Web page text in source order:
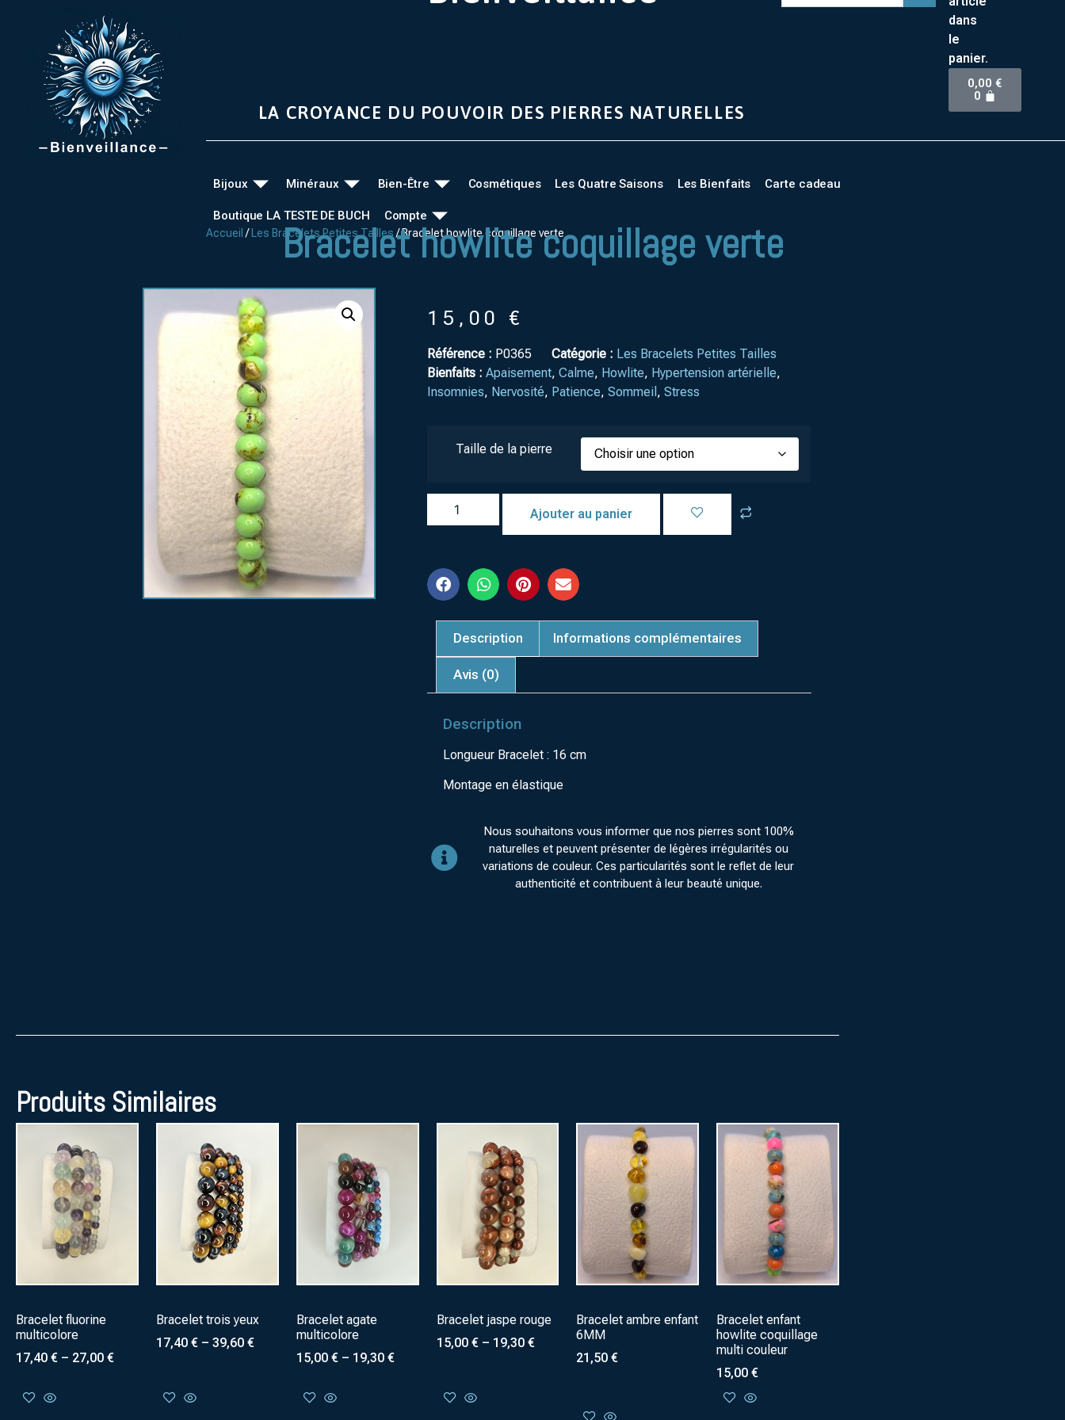
dans
le
panier.
0,00€
0
LA CROYANCE DU POUVOIR DES PIERRES NATURELLES
Bijoux Minéraux Bien-Être Cosmétiques Les Quatre Saisons Les Bienfaits Carte cadeau
Boutique LA TESTE DE BUCH Compte
Accueil / Les Bracelets Petites Tailles/ Bracelet howlite coquillage verte
Bracelet howlite coquillage verte
15,00 €
Référence : P0365 Catégorie : Les Bracelets Petites Tailles
Bienfaits : Apaisement,Calme, Howlite, Hypertension artérielle,
Insomnies, Nervosité, Patience,Sommeil ,Stress
Taille de la pierre
Ajouter au panier
Description Informations complémentaires
Avis (0)
Description
Longueur Bracelet : 16 cm
Montage en élastique
Nous souhaitons vous informer que nos pierres sont 100%
naturelles et peuvent présenter de légères irrégularités ou
variations de couleur. Ces particularités sont le reflet de leur
authenticité et contribuent à leur beauté unique.
Produits Similaires
Bracelet fluorine
multicolore
17,40 € – 27,00 €
Bracelet trois yeux
17,40 €– 39,60 €
Bracelet agate
multicolore
15,00 €– 19,30 €
Bracelet jaspe rouge
15,00 €– 19,30 €
Bracelet ambre enfant
6MM
21,50€
Bracelet enfant
howlite coquillage
multi couleur
15,00€